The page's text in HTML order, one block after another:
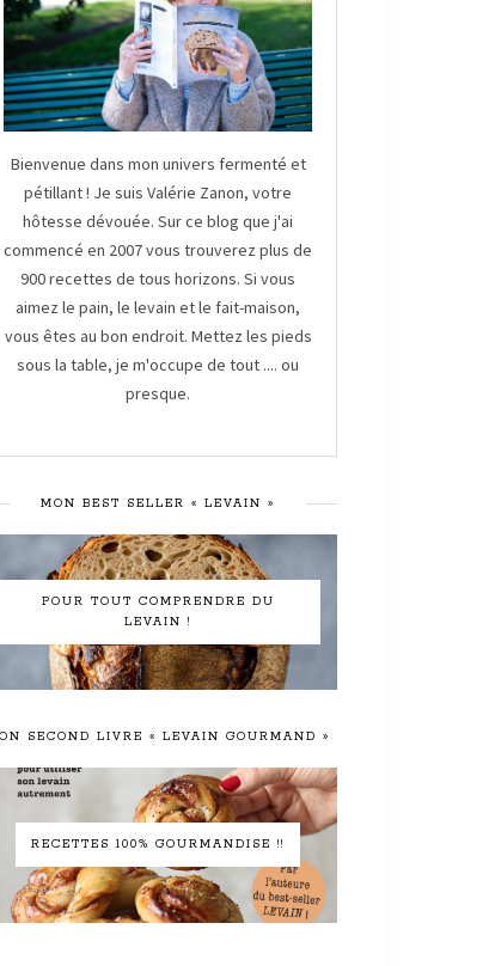
Bienvenue dans mon univers fermenté et
pétillant ! Je suis Valérie Zanon, votre
hôtesse dévouée. Sur ce blog que j'ai
commencé en 2007 vous trouverez plus de
900 recettes de tous horizons. Si vous
aimez le pain, le levain et le fait-maison,
vous êtes au bon endroit. Mettez les pieds
sous la table, je m'occupe de tout .... ou
presque.
MON BEST SELLER « LEVAIN »
POUR TOUT COMPRENDRE DU
LEVAIN !
SECOND LIVRE « LEVAIN GOURMAND »
RECETTES 100% GOURMANDISE !!